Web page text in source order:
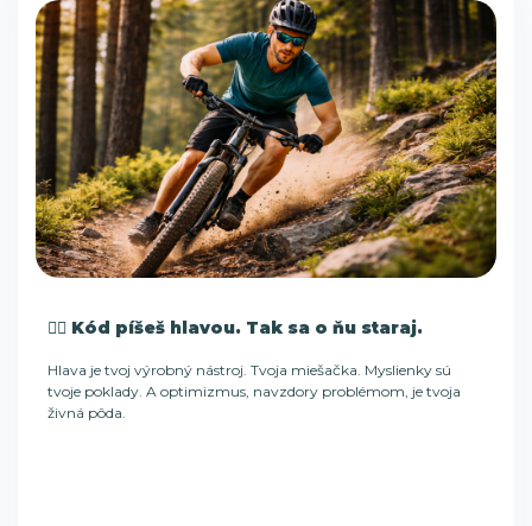
🏃‍♂️ Kód píšeš hlavou. Tak sa o ňu staraj.
Hlava je tvoj výrobný nástroj. Tvoja miešačka. Myslienky sú
tvoje poklady. A optimizmus, navzdory problémom, je tvoja
živná pôda.